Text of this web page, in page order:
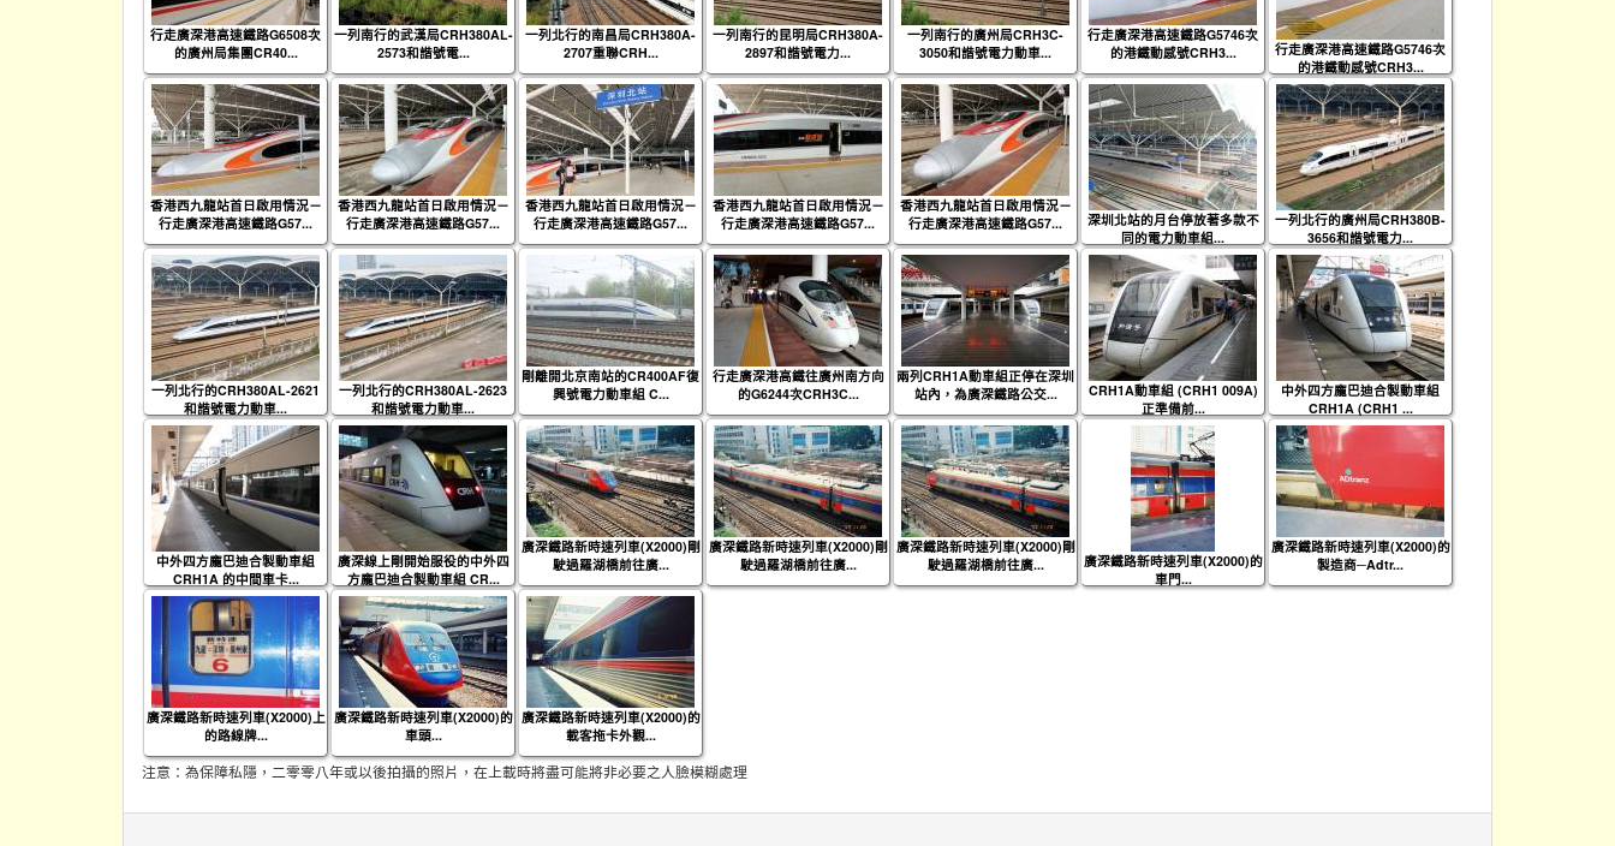
行走廣深港高速鐵路G6508次
的廣州局集團CR40...
一列南行的武漢局CRH380AL-
2573和諧號電...
一列北行的南昌局CRH380A-
2707重聯CRH...
一列南行的昆明局CRH380A-
2897和諧號電力...
一列南行的廣州局CRH3C-
3050和諧號電力動車...
行走廣深港高速鐵路G5746次
的港鐵動感號CRH3...
行走廣深港高速鐵路G5746次
的港鐵動感號CRH3...
香港西九龍站首日啟用情況－
行走廣深港高速鐵路G57...
香港西九龍站首日啟用情況－
行走廣深港高速鐵路G57...
香港西九龍站首日啟用情況－
行走廣深港高速鐵路G57...
香港西九龍站首日啟用情況－
行走廣深港高速鐵路G57...
香港西九龍站首日啟用情況－
行走廣深港高速鐵路G57...
深圳北站的月台停放著多款不
同的電力動車組...
一列北行的廣州局CRH380B-
3656和諧號電力...
一列北行的CRH380AL-2621
和諧號電力動車...
一列北行的CRH380AL-2623
和諧號電力動車...
剛離開北京南站的CR400AF復
興號電力動車組 C...
行走廣深港高鐵往廣州南方向
的G6244次CRH3C...
兩列CRH1A動車組正停在深圳
站內，為廣深鐵路公交...
CRH1A動車組 (CRH1 009A)
正準備前...
中外四方龐巴迪合製動車組
CRH1A (CRH1 ...
中外四方龐巴迪合製動車組
CRH1A 的中間車卡...
廣深線上剛開始服役的中外四
方龐巴迪合製動車組 CR...
廣深鐵路新時速列車(X2000)剛
駛過羅湖橋前往廣...
廣深鐵路新時速列車(X2000)剛
駛過羅湖橋前往廣...
廣深鐵路新時速列車(X2000)剛
駛過羅湖橋前往廣...
廣深鐵路新時速列車(X2000)的
車門...
廣深鐵路新時速列車(X2000)的
製造商─Adtr...
廣深鐵路新時速列車(X2000)上
的路線牌...
廣深鐵路新時速列車(X2000)的
車頭...
廣深鐵路新時速列車(X2000)的
載客拖卡外觀...
注意：為保障私隱，二零零八年或以後拍攝的照片，在上載時將盡可能將非必要之人臉模糊處理